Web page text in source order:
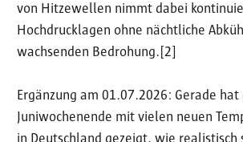
von Hitzewellen nimmt dabei
Hochdrucklagen ohne nächtliche
wachsenden Bedrohung.[2]
Ergänzung am 01.07.2026: Gerade
Juniwochenende mit vielen neuen
in Deutschland gezeigt, wie realistisch